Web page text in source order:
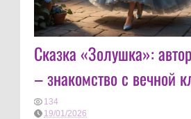
Сказка «Золушка»:
– знакомство с вечной
134
19/01/2026